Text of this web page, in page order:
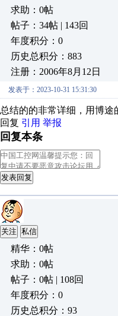
求助：0帖
帖子：34帖 | 143回
年度积分：0
历史总积分：883
注册：2006年8月12日
发表于：2023-10-31 15:31:30
总结的的非常详细，用博途
回复 引用 举报
回复本条
发表回复
关注 私信
精华：0帖
求助：0帖
帖子：0帖 | 108回
年度积分：0
历史总积分：93